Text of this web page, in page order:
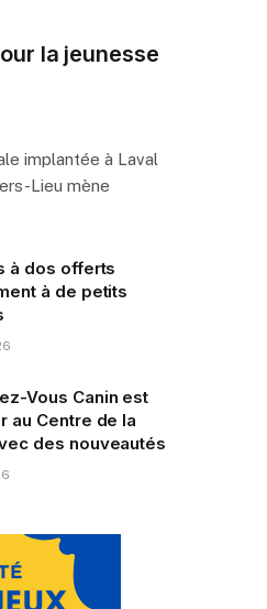
la jeunesse
implantée à Laval
Lieu mène
à dos offerts
à de petits
Vous Canin est
au Centre de la
des nouveautés